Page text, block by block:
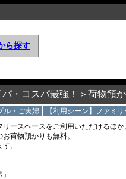
ら探す
パ・コスパ最強！＞荷物
ル・ご夫婦 【利用シーン】ファミリ
ースペースをご利用いただけるほか
荷物預かりも無料。
。